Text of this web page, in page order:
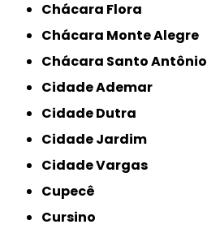
Chácara Flora
Chácara Monte Alegre
Chácara Santo Antônio
Cidade Ademar
Cidade Dutra
Cidade Jardim
Cidade Vargas
Cupecê
Cursino